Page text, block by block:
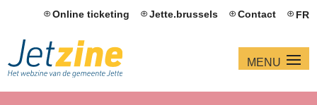
Online ticketing Jette.brussels Contact FR